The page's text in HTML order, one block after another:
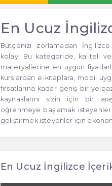
En Ucuz
Bütçenizi zorlamadan
kolay! Bu kategoride, kaliteli
materyallerine en uygun
kurslardan e-kitaplara, mobil
fırsatlarına kadar geniş bir
kaynaklarını sizin için bir
öğrenmeye başlamak
geliştirmek isteyenler için
En Ucuz İngilizce